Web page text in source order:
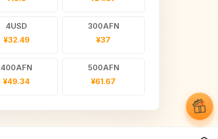
4USD
¥32.49
300AFN
¥37
400AFN
¥49.34
500AFN
¥61.67
600AFN
10USD